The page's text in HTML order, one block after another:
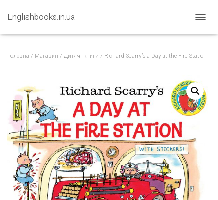
Englishbooks.in.ua
Головна / Магазин / Дитячі книги / Richard Scarry’s a Day at the Fire Station